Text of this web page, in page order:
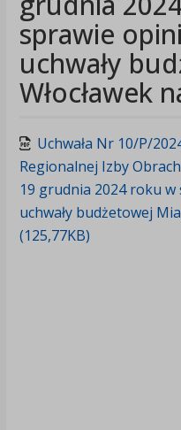
sprawie
uchwały
Włocławek
Uchwała Nr 10/P/
Regionalnej Izby
19 grudnia 2024 roku
uchwały budżetowej
(125,77KB)